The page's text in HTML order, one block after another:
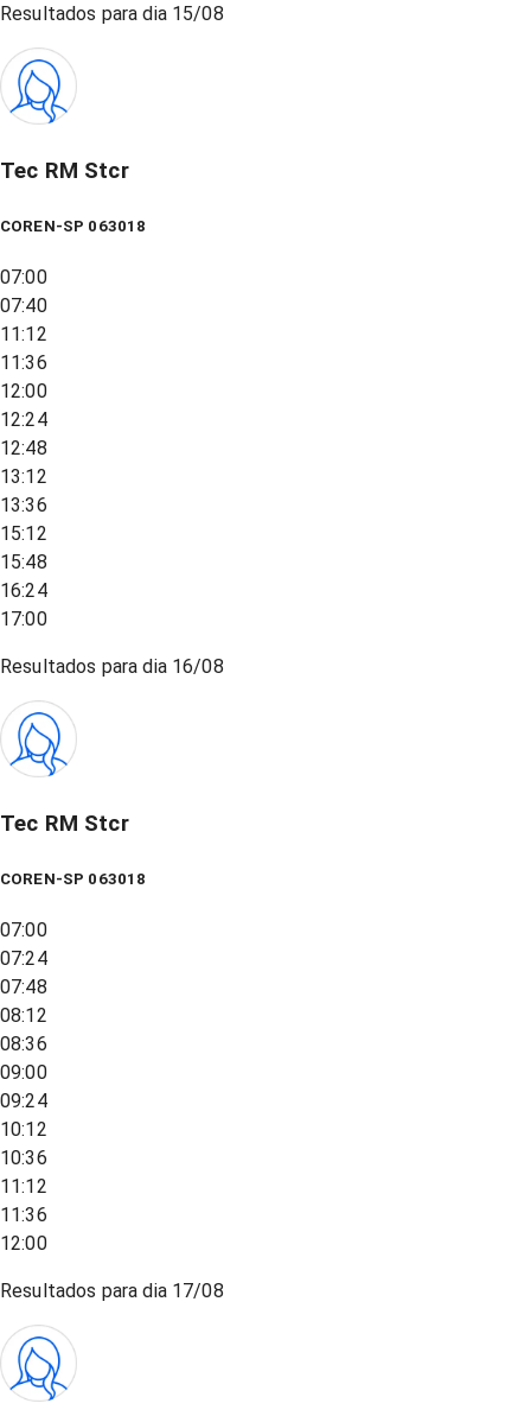
Resultados para dia 15/08
Tec RM Stcr
COREN-SP 063018
07:00
07:40
11:12
11:36
12:00
12:24
12:48
13:12
13:36
15:12
15:48
16:24
17:00
Resultados para dia 16/08
Tec RM Stcr
COREN-SP 063018
07:00
07:24
07:48
08:12
08:36
09:00
09:24
10:12
10:36
11:12
11:36
12:00
Resultados para dia 17/08